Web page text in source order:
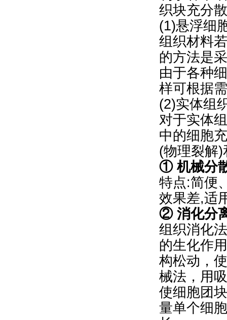
织块充分
(1)悬浮细
组织材料
的方法是
由于各种
样可根据
(2)实体组
对于实体
中的细胞
(物理裂解
① 机械分
特点:简便
效果差,适
② 消化分
组织消化
的生化作
构松动，
械法，用
使细胞团
量单个细